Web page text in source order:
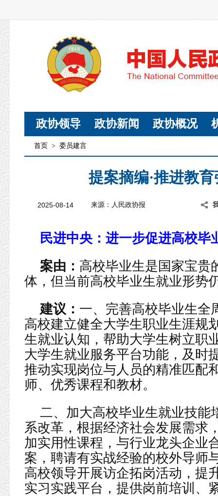
政协领导 政协新闻 政协概况
首页 > 委员建言
提案摘编·推进教
2025-08-14 来源：人民政协报
民进中央：进一步促进高校毕
案由： 高校毕业生是国家宝贵
体，但当前高校毕业生就业形势
建议： 一、完善高校毕业生全
高校建立健全大学生职业生涯规
生就业认知，帮助大学生树立职
大学生就业服务平台功能，及时
推动实现岗位与人员的精准匹配
师、优秀课程和教材。
二、加大高校毕业生就业技能
系改革，根据经济社会发展需求
加实用性课程，与行业龙头企业
案，聘请有实战经验的校外导师
高校领导开展访企拓岗活动，提
实习实践平台，提供岗前培训、